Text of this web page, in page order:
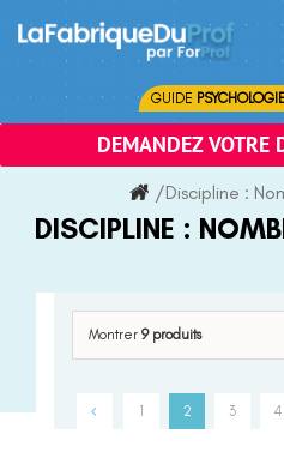
content
GUIDE
DEMANDEZ VOTRE
/Discipline :
DISCIPLINE :
Montrer 9 produits
1 2 3 4